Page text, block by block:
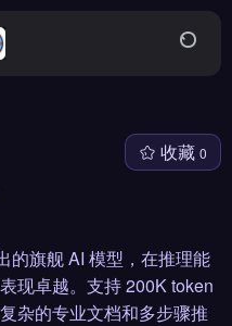
收藏 0
的旗舰 AI 模型，在推理能
现卓越。支持 200K token
杂的专业文档和多步骤推